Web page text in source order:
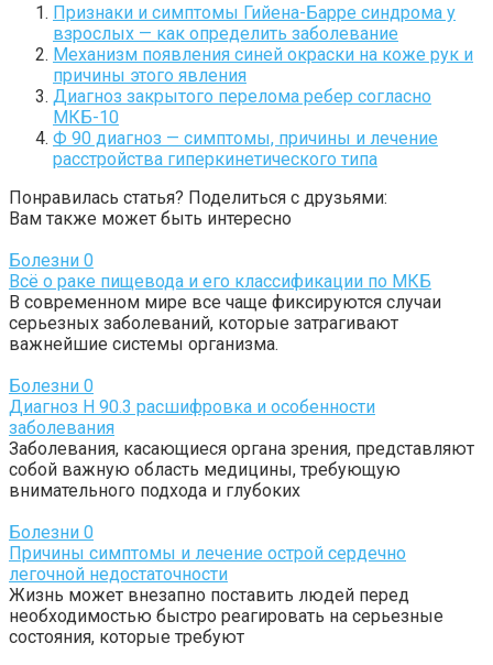
Признаки и симптомы Гийена-Барре синдрома у
взрослых — как определить заболевание
Механизм появления синей окраски на коже рук и
причины этого явления
Диагноз закрытого перелома ребер согласно
МКБ-10
Ф 90 диагноз — симптомы, причины и лечение
расстройства гиперкинетического типа
Понравилась статья? Поделиться с друзьями:
Вам также может быть интересно
Болезни 0
Всё о раке пищевода и его классификации по МКБ
В современном мире все чаще фиксируются случаи
серьезных заболеваний, которые затрагивают
важнейшие системы организма.
Болезни 0
Диагноз Н 90.3 расшифровка и особенности
заболевания
Заболевания, касающиеся органа зрения, представляют
собой важную область медицины, требующую
внимательного подхода и глубоких
Болезни 0
Причины симптомы и лечение острой сердечно
легочной недостаточности
Жизнь может внезапно поставить людей перед
необходимостью быстро реагировать на серьезные
состояния, которые требуют